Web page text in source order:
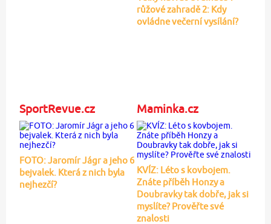
růžové zahradě 2: Kdy
ovládne večerní vysílání?
SportRevue.cz
FOTO: Jaromír Jágr a jeho 6
bejvalek. Která z nich byla
nejhezčí?
Maminka.cz
KVÍZ: Léto s kovbojem.
Znáte příběh Honzy a
Doubravky tak dobře, jak si
myslíte? Prověřte své
znalosti